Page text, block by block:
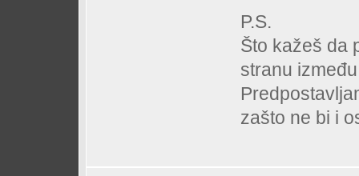
P.S.
Što kažeš da
stranu
zašto ne bi i